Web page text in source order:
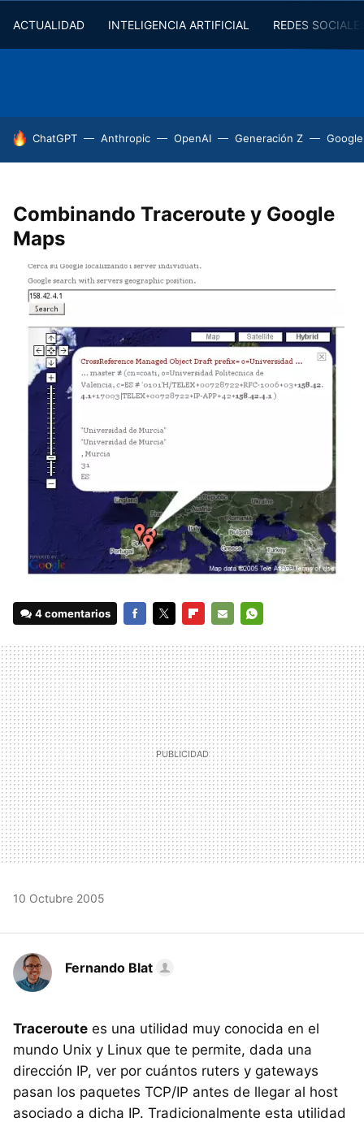
ACTUALIDAD INTELIGENCIA ARTIFICIAL REDES
HOY SE HABLA DE
ChatGPT Anthropic OpenAI Generación Z
Combinando Traceroute y Google
Maps
4 comentarios
MAIL
10 Octubre 2005
Fernando Blat
Traceroute es una utilidad muy conocida en el
mundo Unix y Linux que te permite, dada una
dirección IP, ver por cuántos ruters y gateways
pasan los paquetes TCP/IP antes de llegar al host
asociado a dicha IP. Tradicionalmente esta utilidad